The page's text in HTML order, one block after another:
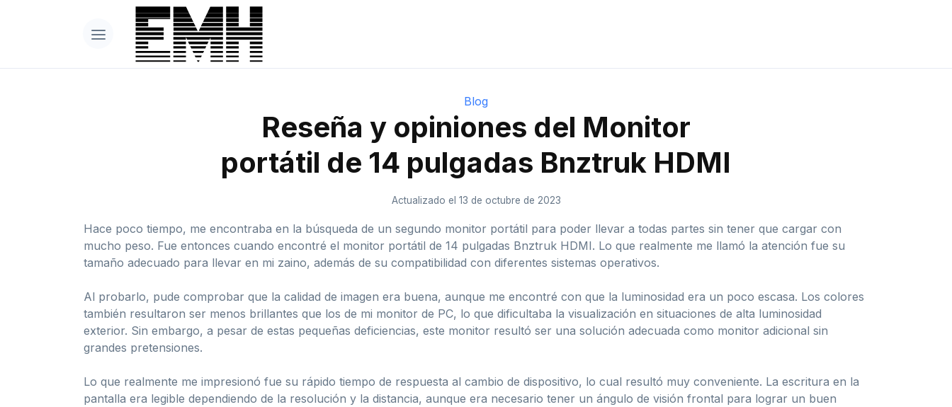
Blog
Reseña y opiniones del Monitor
portátil de 14 pulgadas Bnztruk HDMI
Actualizado el 13 de octubre de 2023
Hace poco tiempo, me encontraba en la búsqueda de un segundo monitor portátil para poder llevar a todas partes sin tener que cargar con
mucho peso. Fue entonces cuando encontré el monitor portátil de 14 pulgadas Bnztruk HDMI. Lo que realmente me llamó la atención fue su
tamaño adecuado para llevar en mi zaino, además de su compatibilidad con diferentes sistemas operativos.
Al probarlo, pude comprobar que la calidad de imagen era buena, aunque me encontré con que la luminosidad era un poco escasa. Los colores
también resultaron ser menos brillantes que los de mi monitor de PC, lo que dificultaba la visualización en situaciones de alta luminosidad
exterior. Sin embargo, a pesar de estas pequeñas deficiencias, este monitor resultó ser una solución adecuada como monitor adicional sin
grandes pretensiones.
Lo que realmente me impresionó fue su rápido tiempo de respuesta al cambio de dispositivo, lo cual resultó muy conveniente. La escritura en la
pantalla era legible dependiendo de la resolución y la distancia, aunque era necesario tener un ángulo de visión frontal para lograr un buen